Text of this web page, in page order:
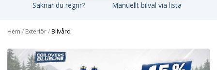
Saknar du regnr? Manuellt bilval via lista
Hem / Exteriör/Bilvård